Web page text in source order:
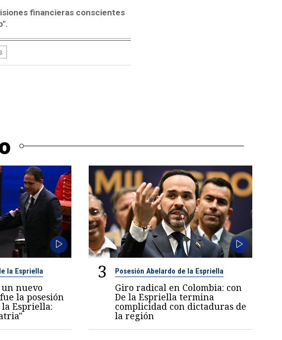
financieras conscientes
la Espriella
nuevo
la posesión
Espriella:
3 Posesión Abelardo de la Espriella
Giro radical en Colombia: con
De la Espriella termina
complicidad con dictaduras de
la región